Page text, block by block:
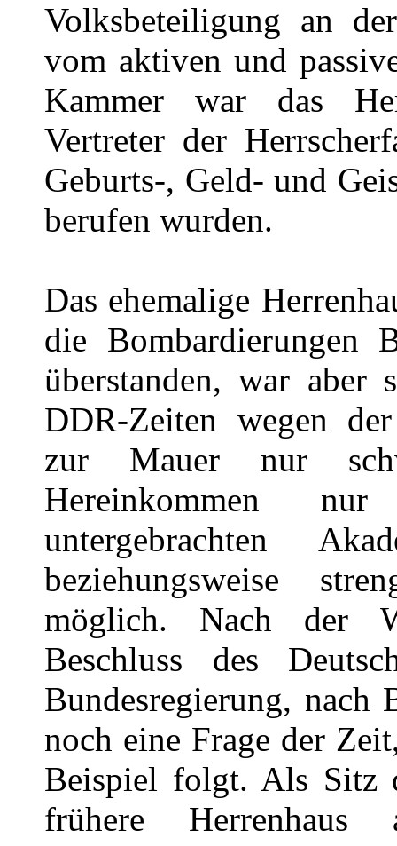
Volksbeteiligung an
vom aktiven und
Kammer war das
Vertreter der
Geburts-, Geld- und
berufen wurden.
Das ehemalige
die Bombardierungen
überstanden, war aber
DDR-Zeiten wegen
zur Mauer nur
Hereinkommen
untergebrachten
beziehungsweise
möglich. Nach der
Beschluss des
Bundesregierung, nach
noch eine Frage der
Beispiel folgt. Als Sitz
frühere